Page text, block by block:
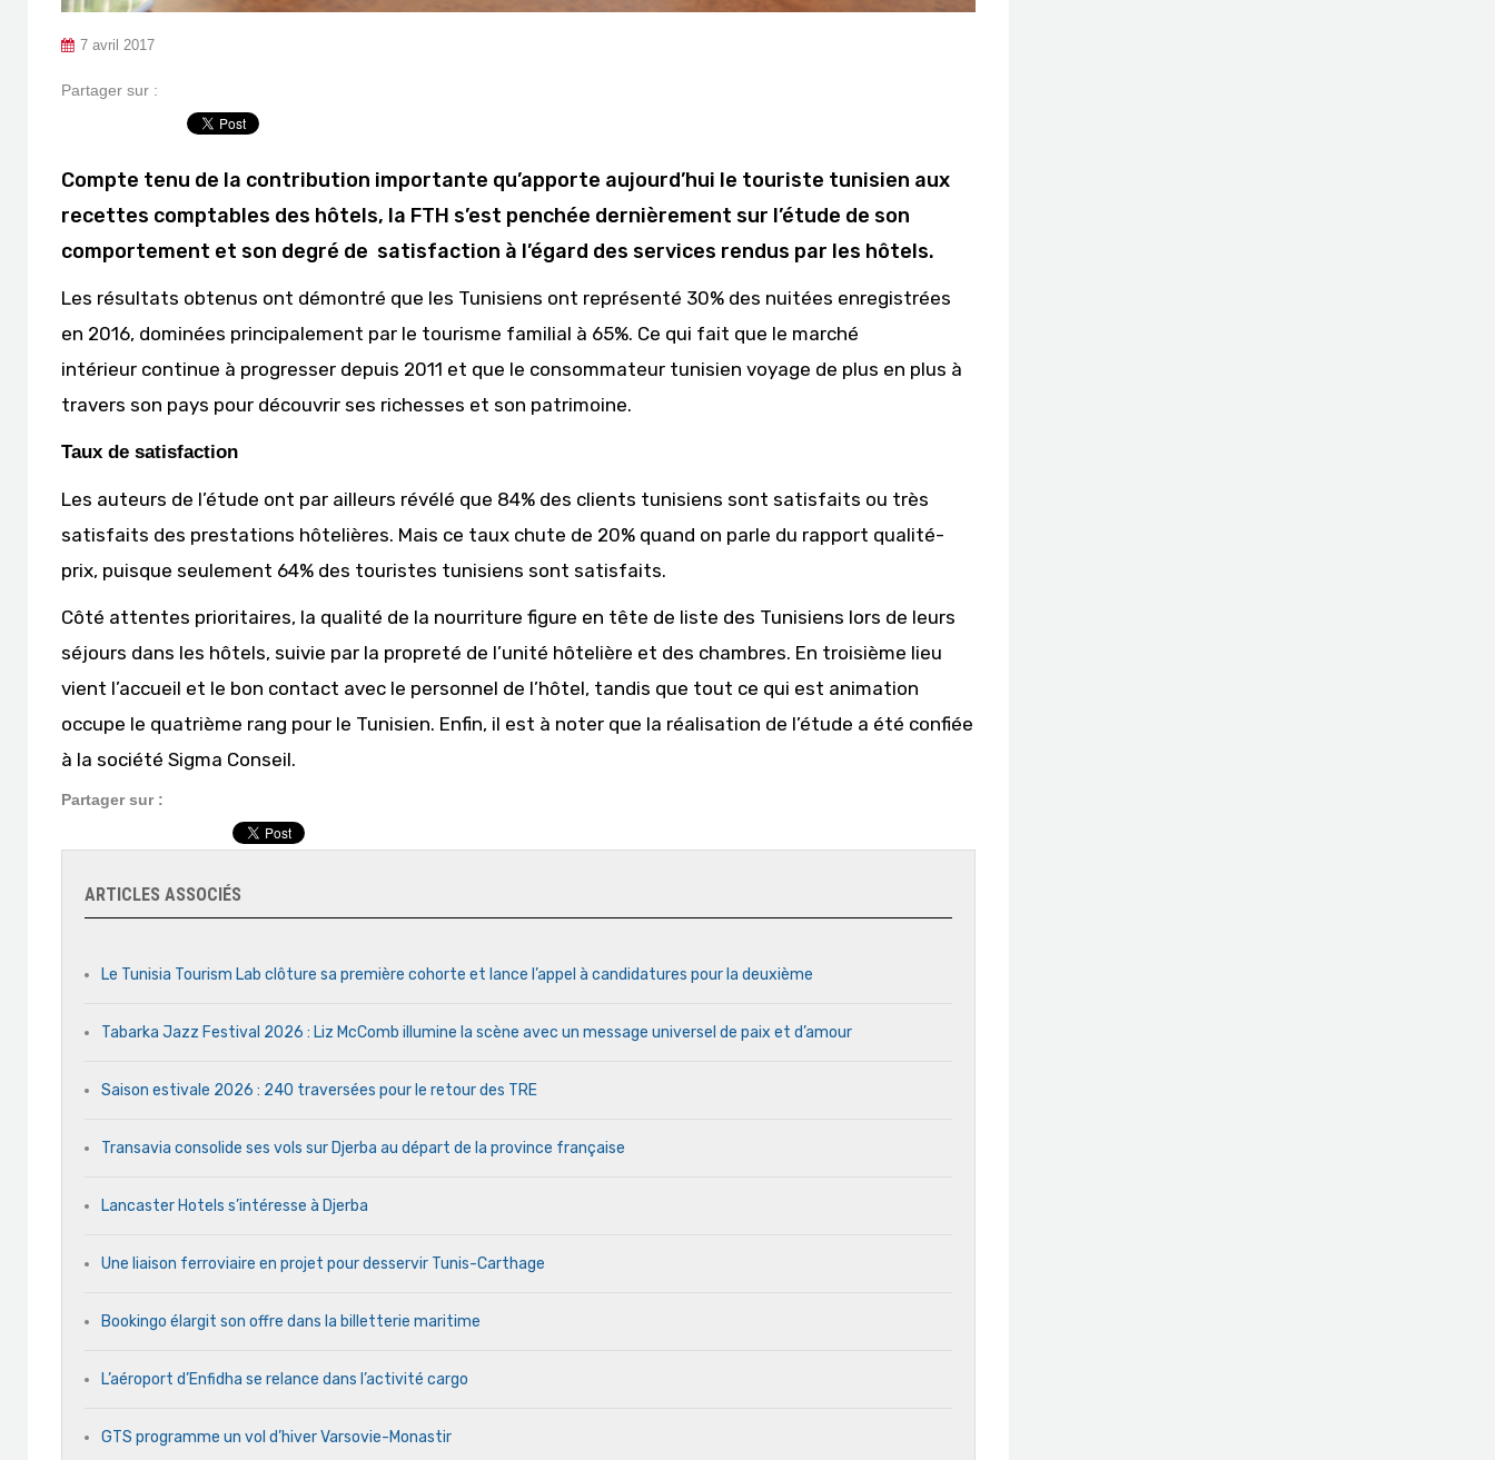
7 avril 2017
Partager sur :
Compte tenu de la contribution importante qu’apporte aujourd’hui le touriste tunisien aux
recettes comptables des hôtels, la FTH s’est penchée dernièrement sur l’étude de son
comportement et son degré de satisfaction à l’égard des services rendus par les hôtels.
Les résultats obtenus ont démontré que les Tunisiens ont représenté 30% des nuitées enregistrées
en 2016, dominées principalement par le tourisme familial à 65%. Ce qui fait que le marché
intérieur continue à progresser depuis 2011 et que le consommateur tunisien voyage de plus en plus à
travers son pays pour découvrir ses richesses et son patrimoine.
Taux de satisfaction
Les auteurs de l’étude ont par ailleurs révélé que 84% des clients tunisiens sont satisfaits ou très
satisfaits des prestations hôtelières. Mais ce taux chute de 20% quand on parle du rapport qualité-
prix, puisque seulement 64% des touristes tunisiens sont satisfaits.
Côté attentes prioritaires, la qualité de la nourriture figure en tête de liste des Tunisiens lors de leurs
séjours dans les hôtels, suivie par la propreté de l’unité hôtelière et des chambres. En troisième lieu
vient l’accueil et le bon contact avec le personnel de l’hôtel, tandis que tout ce qui est animation
occupe le quatrième rang pour le Tunisien. Enfin, il est à noter que la réalisation de l’étude a été confiée
à la société Sigma Conseil.
Partager sur :
ARTICLES ASSOCIÉS
Le Tunisia Tourism Lab clôture sa première cohorte et lance l’appel à candidatures pour la deuxième
Tabarka Jazz Festival 2026 : Liz McComb illumine la scène avec un message universel de paix et d’amour
Saison estivale 2026 : 240 traversées pour le retour des TRE
Transavia consolide ses vols sur Djerba au départ de la province française
Lancaster Hotels s’intéresse à Djerba
Une liaison ferroviaire en projet pour desservir Tunis-Carthage
Bookingo élargit son offre dans la billetterie maritime
L’aéroport d’Enfidha se relance dans l’activité cargo
GTS programme un vol d’hiver Varsovie-Monastir